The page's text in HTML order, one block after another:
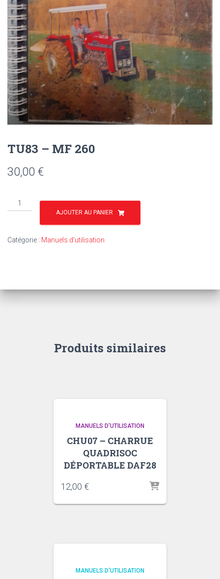
TU83 – MF 260
30,00 €
quantité
de
MF
AJOUTER AU PANIER
Catégorie : Manuels d'utilisation
Produits similaires
MANUELS D'UTILISATION
CHU07 – CHARRUE
QUADRISOC
DÉPORTABLE DAF28
12,00 €
MANUELS D'UTILISATION